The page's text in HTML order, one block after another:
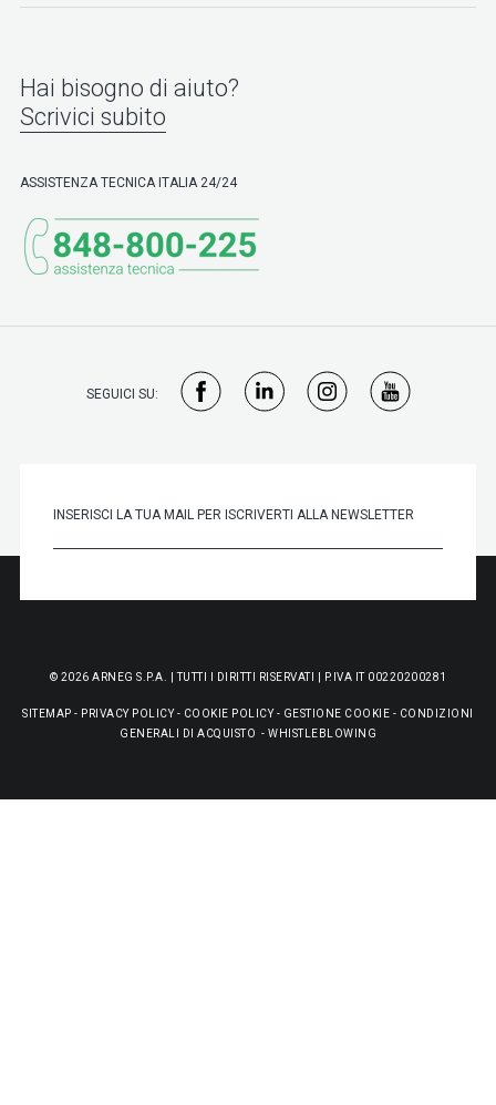
Hai bisogno di aiuto?
Scrivici subito
ASSISTENZA TECNICA ITALIA 24/24
SEGUICI SU:
© 2026 ARNEG S.P.A. | TUTTI I DIRITTI RISERVATI | P.IVA IT 00220200281
SITEMAP - PRIVACY POLICY - COOKIE POLICY - GESTIONE COOKIE - CONDIZIONI
GENERALI DI ACQUISTO - WHISTLEBLOWING